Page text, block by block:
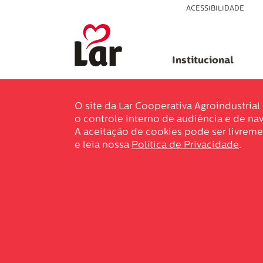
ACESSIBILIDADE
Institucional
O site da Lar Cooperativa
o controle interno de audiência e de
A aceitação de cookies pode ser
e leia nossa Política de Privacidade.